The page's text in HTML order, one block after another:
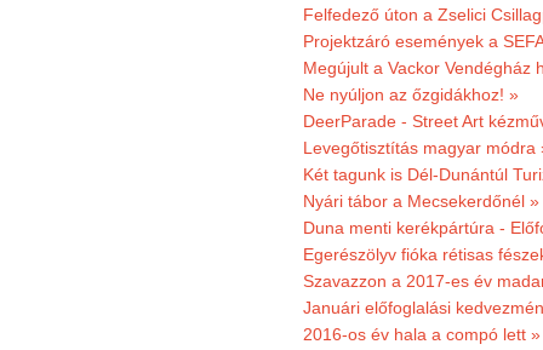
Felfedező úton a Zselici
Projektzáró események a
Megújult a Vackor Vendégház
Ne nyúljon az őzgidákhoz! »
DeerParade - Street Art
Levegőtisztítás magyar módra
Két tagunk is Dél-Dunántúl
Nyári tábor a Mecsekerdőnél »
Duna menti kerékpártúra -
Egerészölyv fióka rétisas
Szavazzon a 2017-es év
Januári előfoglalási
2016-os év hala a compó lett »